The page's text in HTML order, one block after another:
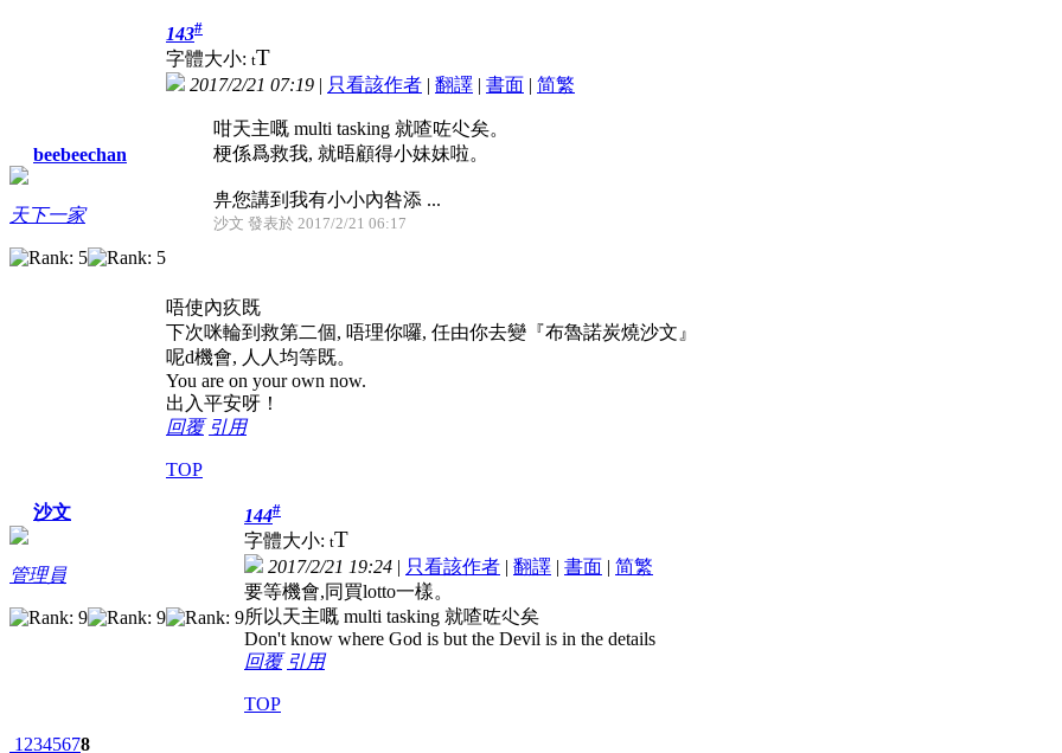
beebeechan
天下一家
143#
字體大小: tT
2017/2/21 07:19 | 只看該作者 | 翻譯 | 書面 | 简繁
咁天主嘅 multi tasking 就喳咗尐矣。
梗係爲救我, 就晤顧得小妹妹啦。
畁您講到我有小小內咎添 ...
沙文 發表於 2017/2/21 06:17
唔使內疚既
下次咪輪到救第二個, 唔理你囉, 任由你去變『布魯諾炭燒沙文』
呢d機會, 人人均等既。
You are on your own now.
出入平安呀！
回覆 引用
TOP
沙文
管理員
144#
字體大小: tT
2017/2/21 19:24 | 只看該作者 | 翻譯 | 書面 | 简繁
要等機會,同買lotto一樣。
所以天主嘅 multi tasking 就喳咗尐矣
Don't know where God is but the Devil is in the details
回覆 引用
TOP
1 2345678